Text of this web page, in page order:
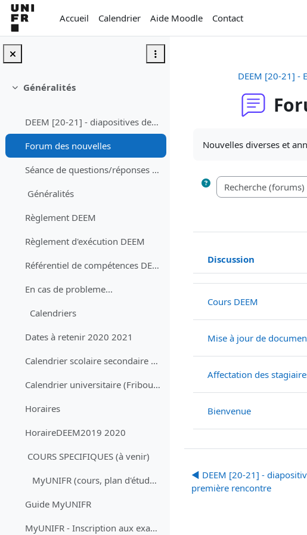
Passer au contenu principal
Accueil
Calendrier Aide Moodle Contact
Replier
Généralités
DEEM [20-21] - diapositives de la première rencontre
Forum des nouvelles
Séance de questions/réponses en mode synchrone Ell...
Généralités
Règlement DEEM
Règlement d'exécution DEEM
Référentiel de compétences DEEM
En cas de probleme...
Calendriers
Dates à retenir 2020 2021
Calendrier scolaire secondaire 2 (Fribourg) 2020-2021
Calendrier universitaire (Fribourg) 2020-2023
Horaires
HoraireDEEM2019 2020
COURS SPECIFIQUES (à venir)
MyUNIFR (cours, plan d'études, inscri...
Guide MyUNIFR
MyUNIFR - Inscription aux examens
DEEM [20-21] -
Nouvelles diverses et
Statut
Discussion
Cours DEEM
Mise à jour de
Affectation des
Bienvenue
◀︎ DEEM [20-21] -
première rencontre